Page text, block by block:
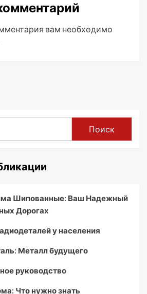
вам необходимо
Поиск
Шипованные: Ваш Надежный
Дорогах
у населения
Металл будущего
руководство
Что нужно знать